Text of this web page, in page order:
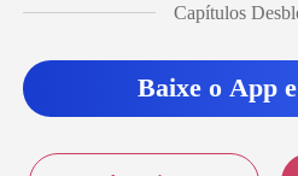
Capítulos
Baixe o App